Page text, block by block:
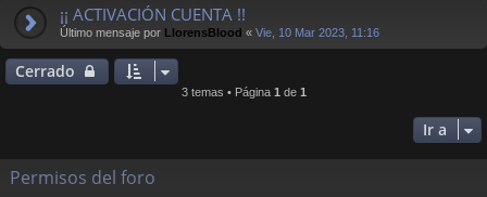
¡¡ ACTIVACIÓN CUENTA !!
Último mensaje por LlorensBlood « Vie, 10 Mar 2023, 11:16
Cerrado
3 temas • Página 1de 1
Ir a
Permisos del foro